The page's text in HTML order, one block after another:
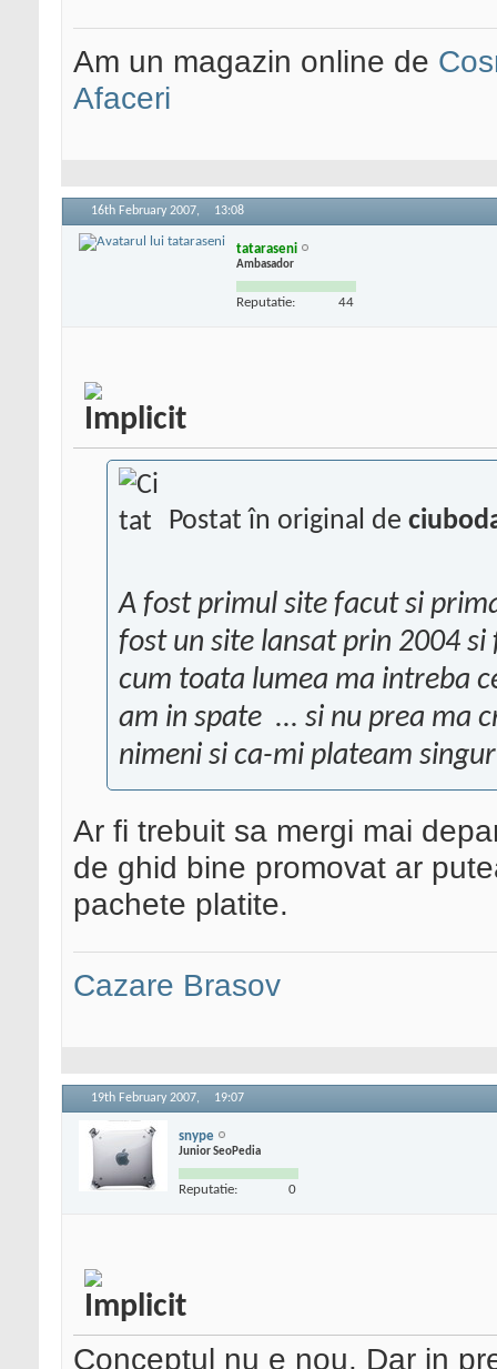
Am un magazin online de
Afaceri
16th February 2007, 13:08
tataraseni
Ambasador
Reputatie: 44
Postat în original de
A fost primul site facut si
fost un site lansat prin 2004
cum toata lumea ma intreba
am in spate ... si nu prea ma
nimeni si ca-mi plateam
Ar fi trebuit sa mergi mai
de ghid bine promovat ar
pachete platite.
Cazare Brasov
19th February 2007, 19:07
snype
Junior SeoPedia
Reputatie: 0
Conceptul nu e nou. Dar in